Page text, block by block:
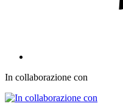
In collaborazione con